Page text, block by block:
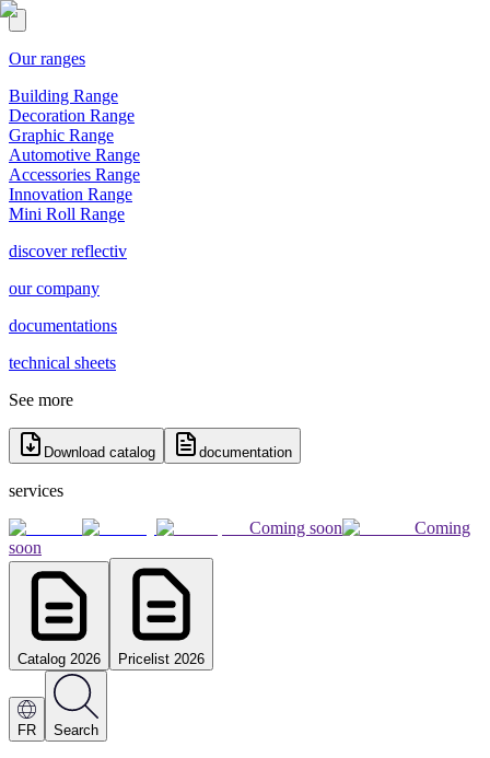
Our ranges
Building Range
Decoration Range
Graphic Range
Automotive Range
Accessories Range
Innovation Range
Mini Roll Range
discover reflectiv
our company
documentations
technical sheets
See more
Download catalog documentation
services
Coming soon
Coming
soon
Catalog 2026 Pricelist 2026
FR Search